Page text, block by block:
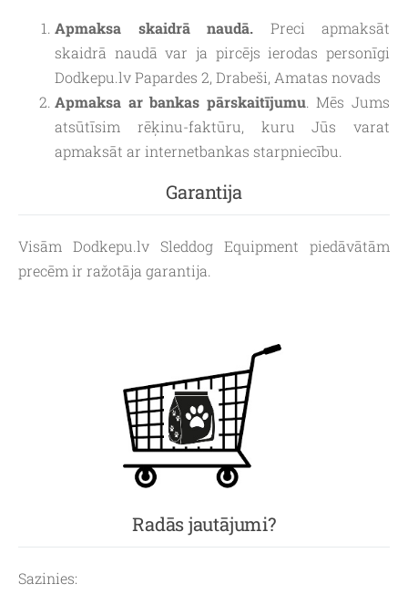
Apmaksa skaidrā naudā. Preci apmaksāt
skaidrā naudā var ja pircējs ierodas personīgi
Dodkepu.lv Papardes 2, Drabeši, Amatas novads
Apmaksa ar bankas pārskaitījumu. Mēs Jums
atsūtīsim rēķinu-faktūru, kuru Jūs varat
apmaksāt ar internetbankas starpniecību.
Garantija
Visām Dodkepu.lv Sleddog Equipment piedāvātām
precēm ir ražotāja garantija.
Radās jautājumi?
Sazinies: